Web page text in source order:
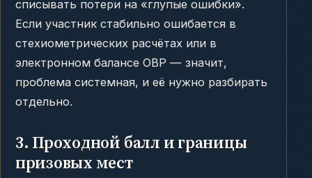
списывать потери на «глупые ошибки».
Если участник стабильно ошибается в
стехиометрических расчётах или в
электронном балансе ОВР — значит,
проблема системная, и её нужно разбирать
отдельно.
3. Проходной балл и границы
призовых мест